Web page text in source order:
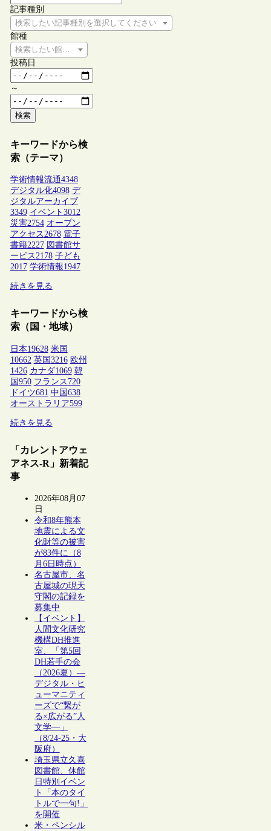
記事種別
検索したい記事種別を選択してください
館種
検索したい館種を選択してください
投稿日
～
検索
キーワードから検
索（テーマ）
学術情報流通4348
デジタル化4098 デ
ジタルアーカイブ
3349 イベント 3012
災害2754 オープン
アクセス2678 電子
書籍2227 図書館サ
ービス2178 子ども
2017 学術情報1947
続きを見る
キーワードから検
索（国・地域）
日本19628 米国
10662 英国3216 欧州
1426 カナダ1069 韓
国950 フランス 720
ドイツ681 中国638
オーストラリア599
続きを見る
「カレントアウェ
アネス-R」新着記
事
2026年08月07
日
令和8年熊本
地震による文
化財等の被害
が83件に（8
月6日時点）
名古屋市、名
古屋城の現天
守閣の記録を
募集中
【イベント】
人間文化研究
機構DH推進
室、「第5回
DH若手の会
（2026夏）―
デジタル・ヒ
ューマニティ
ーズで“繋が
る×広がる”人
文学―」
（8/24-25・大
阪府）
埼玉県立久喜
図書館、休館
日特別イベン
ト「本のタイ
トルで一句!」
を開催
米・ペンシル